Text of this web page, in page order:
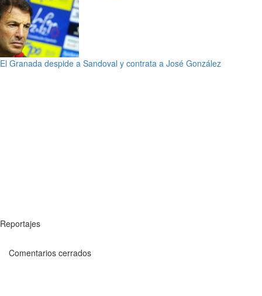
El Granada despide a Sandoval y contrata a José González
Reportajes
Comentarios cerrados